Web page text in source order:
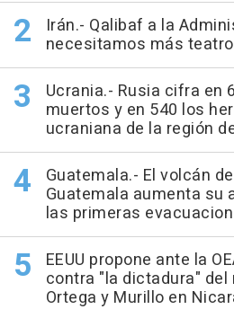
Irán.- Qalibaf a la
necesitamos más
Ucrania.- Rusia cifra en
muertos y en 540 los
ucraniana de la región
Guatemala.- El volcán
Guatemala aumenta su
las primeras
EEUU propone ante la
contra "la dictadura"
Ortega y Murillo en